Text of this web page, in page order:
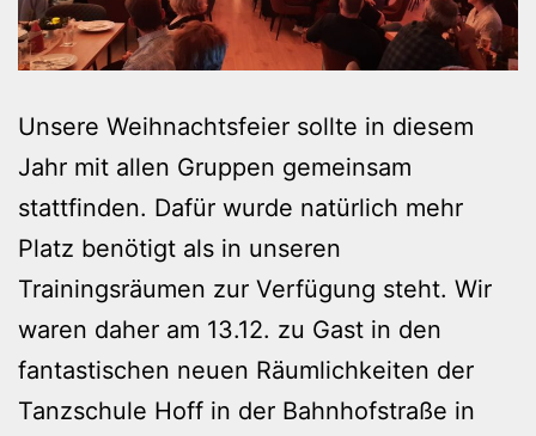
Unsere Weihnachtsfeier sollte in diesem
Jahr mit allen Gruppen gemeinsam
stattfinden. Dafür wurde natürlich mehr
Platz benötigt als in unseren
Trainingsräumen zur Verfügung steht. Wir
waren daher am 13.12. zu Gast in den
fantastischen neuen Räumlichkeiten der
Tanzschule Hoff in der Bahnhofstraße in